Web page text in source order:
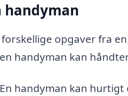
handyman
opgaver fra
handyman kan
En handyman kan